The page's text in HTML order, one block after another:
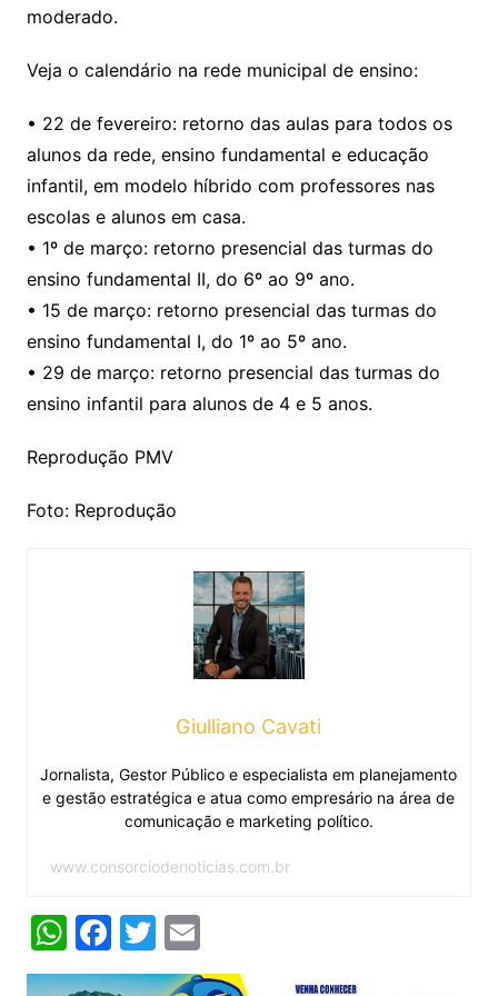
moderado.
Veja o calendário na rede municipal de ensino:
• 22 de fevereiro: retorno das aulas para todos os
alunos da rede, ensino fundamental e educação
infantil, em modelo híbrido com professores nas
escolas e alunos em casa.
• 1º de março: retorno presencial das turmas do
ensino fundamental II, do 6º ao 9º ano.
• 15 de março: retorno presencial das turmas do
ensino fundamental I, do 1º ao 5º ano.
• 29 de março: retorno presencial das turmas do
ensino infantil para alunos de 4 e 5 anos.
Reprodução PMV
Foto: Reprodução
Giulliano Cavati
Jornalista, Gestor Público e especialista em planejamento
e gestão estratégica e atua como empresário na área de
comunicação e marketing político.
www.consorciodenoticias.com.br
W
h
F
a
T
w
E
m